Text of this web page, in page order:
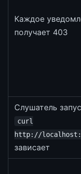
Каждое
получает 403
Слушатель
curl
http://
зависает